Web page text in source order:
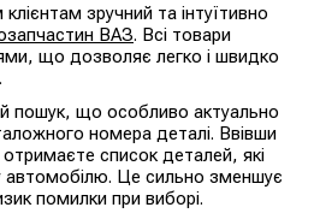
зручний та інтуїтивно
ВАЗ. Всі товари
що дозволяє легко і швидко
пошук, що особливо актуально
номера деталі. Ввівши
список деталей, які
Це сильно зменшує
помилки при виборі.